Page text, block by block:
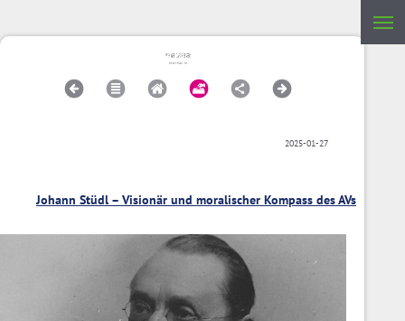
2025-01-27
Johann Stüdl – Visionär und moralischer Kompass des AVs